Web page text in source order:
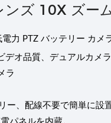
ンズ 10X ズー
力 PTZ バッテリー カメ
デオ品質、デュアルカメ
ラ
ー、配線不要で簡単に設